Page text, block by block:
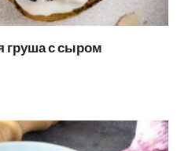
груша с сыром